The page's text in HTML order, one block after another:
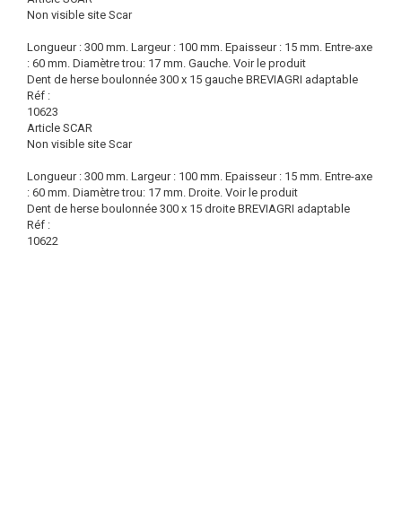
Non visible site Scar
Longueur : 300 mm. Largeur : 100 mm. Epaisseur : 15 mm. Entre-axe
: 60 mm. Diamètre trou: 17 mm. Gauche. Voir le produit
Dent de herse boulonnée 300 x 15 gauche BREVIAGRI adaptable
Réf :
10623
Article SCAR
Non visible site Scar
Longueur : 300 mm. Largeur : 100 mm. Epaisseur : 15 mm. Entre-axe
: 60 mm. Diamètre trou: 17 mm. Droite. Voir le produit
Dent de herse boulonnée 300 x 15 droite BREVIAGRI adaptable
Réf :
10622